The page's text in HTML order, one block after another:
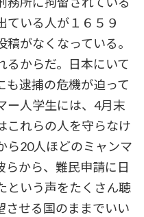
ている人が１６５９
がなくなっている。
るからだ。日本にいて
も逮捕の危機が迫って
ー人学生には、4月末
これらの人を守らなけ
ら20人ほどのミャンマ
らから、難民申請に日
という声をたくさん聴
させる国のままでいい